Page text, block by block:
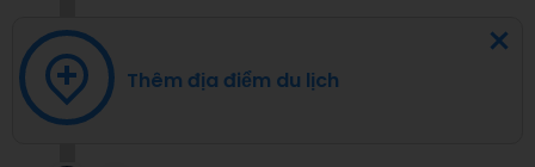
Thêm địa điểm du lịch